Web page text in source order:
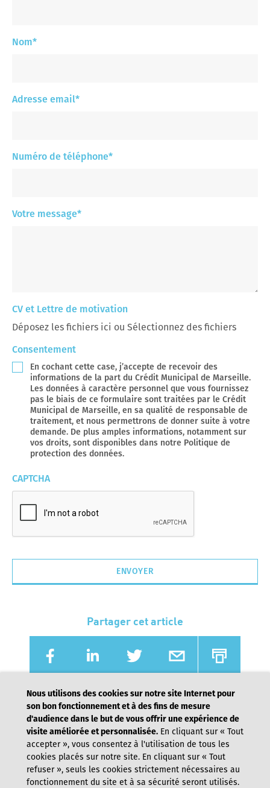
Nom*
Adresse email*
Numéro de téléphone*
Votre message*
CV et Lettre de motivation
Déposez les fichiers ici ou Sélectionnez des fichiers
Consentement
En cochant cette case, j’accepte de recevoir des
informations de la part du Crédit Municipal de Marseille.
Les données à caractère personnel que vous fournissez
pas le biais de ce formulaire sont traitées par le Crédit
Municipal de Marseille, en sa qualité de responsable de
traitement, et nous permettrons de donner suite à votre
demande. De plus amples informations, notamment sur
vos droits, sont disponibles dans notre Politique de
protection des données.
CAPTCHA
Partager cet article
Nous utilisons des cookies sur notre site Internet pour
son bon fonctionnement et à des fins de mesure
d'audience dans le but de vous offrir une expérience de
visite améliorée et personnalisée. En cliquant sur « Tout
accepter », vous consentez à l'utilisation de tous les
cookies placés sur notre site. En cliquant sur « Tout
refuser », seuls les cookies strictement nécessaires au
fonctionnement du site et à sa sécurité seront utilisés.